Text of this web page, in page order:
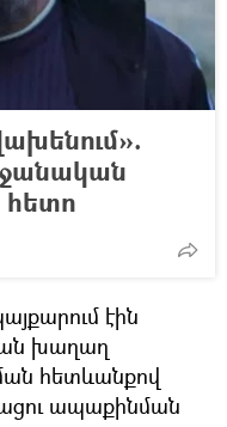
էին
խաղաղ
հետևանքով
ապաքինման